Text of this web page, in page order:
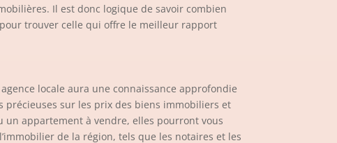
Il est donc logique de savoir combien
trouver celle qui offre le meilleur rapport
locale aura une connaissance approfondie
précieuses sur les prix des biens immobiliers et
un appartement à vendre, elles pourront vous
de la région, tels que les notaires et les